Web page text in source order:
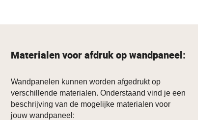
Materialen voor afdruk op wandpaneel:
Wandpanelen kunnen worden afgedrukt op
verschillende materialen. Onderstaand vind je een
beschrijving van de mogelijke materialen voor
jouw wandpaneel: